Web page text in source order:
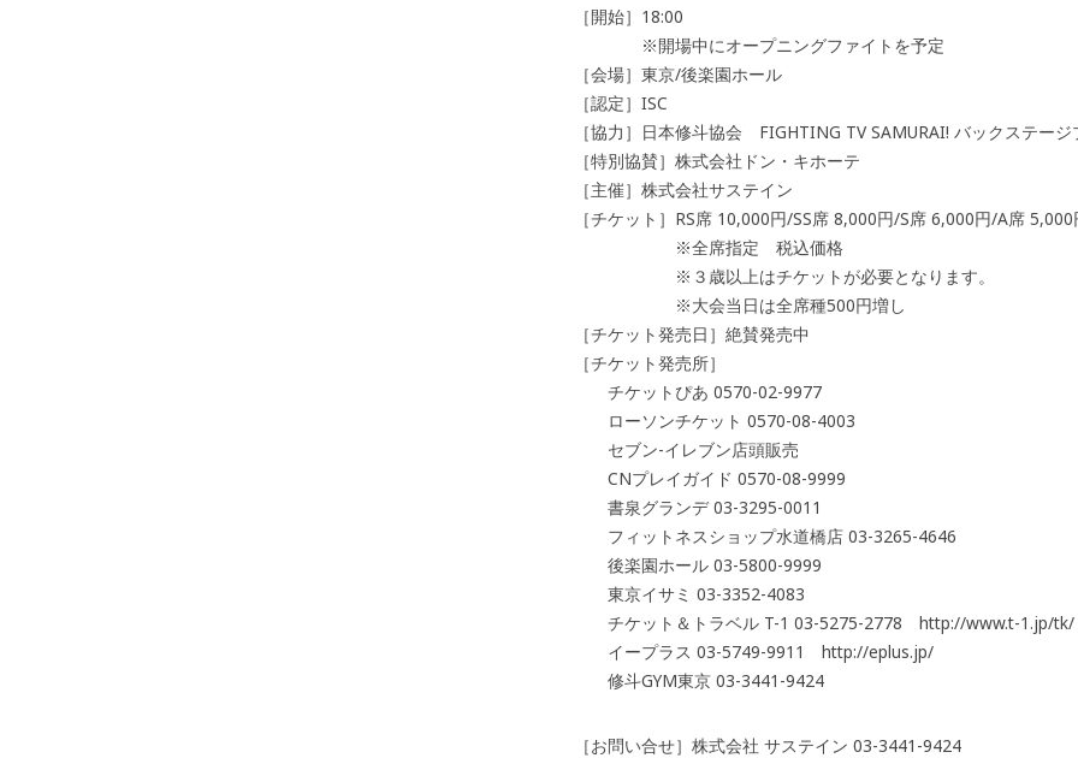
［開始］18:00
※開場中にオープニングファイトを予定
［会場］東京/後楽園ホール
［認定］ISC
［協力］日本修斗協会 FIGHTING TV SAMURAI! バックステージ
［特別協賛］株式会社ドン・キホーテ
［主催］株式会社サステイン
［チケット］RS席 10,000円/SS席 8,000円/S席 6,000円/A席 5,000
※全席指定 税込価格
※３歳以上はチケットが必要となります
※大会当日は全席種500円増し
［チケット発売日］絶賛発売中
［チケット発売所］
チケットぴあ 0570-02-9977
ローソンチケット 0570-08-4003
セブン-イレブン店頭販売
CNプレイガイド 0570-08-9999
書泉グランデ 03-3295-0011
フィットネスショップ水道橋店 03-3265-4646
後楽園ホール 03-5800-9999
東京イサミ 03-3352-4083
チケット＆トラベル T-1 03-5275-2778 http://www.t-1.jp/tk/
イープラス 03-5749-9911 http://eplus.jp/
修斗GYM東京 03-3441-9424
［お問い合せ］株式会社 サステイン 03-3441-9424